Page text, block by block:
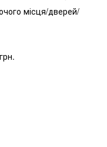
місця/дверей/